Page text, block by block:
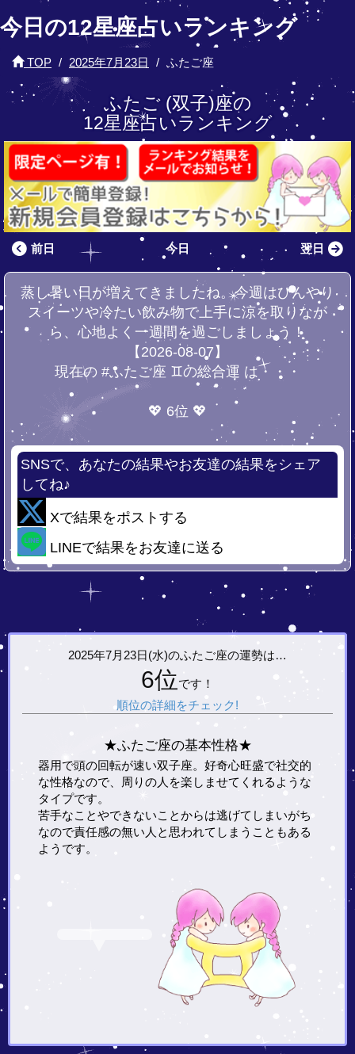
今日の12星座占いランキング
TOP 2025年7月23日 ふたご座
ふたご (双子)座の
12星座占いランキング
前日 今日 翌日
蒸し暑い日が増えてきましたね。今週はひんやり
スイーツや冷たい飲み物で上手に涼を取りなが
ら、心地よく一週間を過ごしましょう！
【2026-08-07】
現在の #ふたご座 ♊の総合運 は・・・
💖 6位 💖
SNSで、あなたの結果やお友達の結果をシェア
してね♪
Xで結果をポストする
LINEで結果をお友達に送る
2025年7月23日(水)のふたご座の運勢は…
6位です！
順位の詳細をチェック!
★ふたご座の基本性格★
器用で頭の回転が速い双子座。好奇心旺盛で社交的
な性格なので、周りの人を楽しませてくれるような
タイプです。
苦手なことやできないことからは逃げてしまいがち
なので責任感の無い人と思われてしまうこともある
ようです。